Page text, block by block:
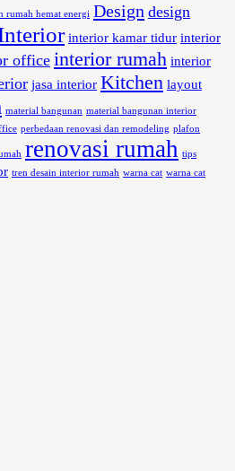
rumah hemat energi Design design
interior kamar tidur interior
officeinterior rumah interior
jasa interior Kitchen layout
material bangunan material bangunan interior
perbedaan renovasi dan remodeling plafon
renovasi rumah tips
tren desain interior rumah warna cat warna cat